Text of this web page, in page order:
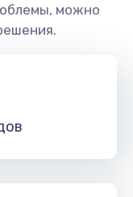
Predator
можно